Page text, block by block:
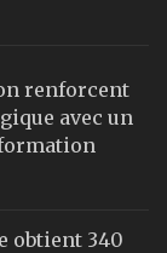
renforcent
avec un
obtient 340